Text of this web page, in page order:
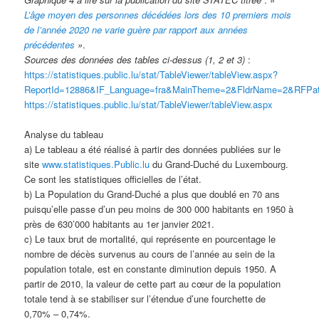
L’âge moyen des personnes décédées lors des 10 premiers mois
de l’année 2020 ne varie guère par rapport aux années
précédentes ».
Sources des données des tables ci-dessus (1, 2 et 3) :
https://statistiques.public.lu/stat/TableViewer/tableView.aspx?
https://statistiques.public.lu/stat/TableViewer/tableView.aspx
Analyse du tableau
a) Le tableau a été réalisé à partir des données publiées sur le
sitewww.statistiques.Public.lu du Grand-Duché du Luxembourg.
Ce sont les statistiques officielles de l’état.
b) La Population du Grand-Duché a plus que doublé en 70 ans
puisqu’elle passe d’un peu moins de 300 000 habitants en 1950 à
près de 630’000 habitants au 1er janvier 2021.
c) Le taux brut de mortalité, qui représente en pourcentage le
nombre de décès survenus au cours de l’année au sein de la
population totale, est en constante diminution depuis 1950. A
partir de 2010, la valeur de cette part au cœur de la population
totale tend à se stabiliser sur l’étendue d’une fourchette de
0,70% – 0,74%.